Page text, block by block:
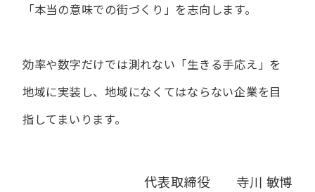
「本当の意味での街づくり」を志向します。
効率や数字だけでは測れない「生きる手応え」を
地域に実装し、地域になくてはならない企業を目
指してまいります。
代表取締役 寺川 敏博